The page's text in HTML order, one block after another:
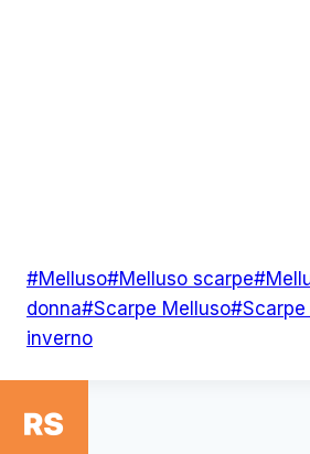
Tag
articolo:
#Melluso#Melluso scarpe#
donna#Scarpe Melluso#
inverno